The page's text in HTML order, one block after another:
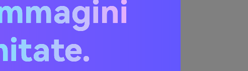
l'indaco
stampa, si legge
corallo, oro,